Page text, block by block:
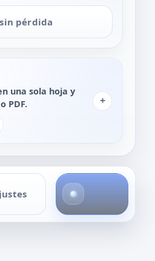
sin pérdida
una sola hoja y
PDF.
+